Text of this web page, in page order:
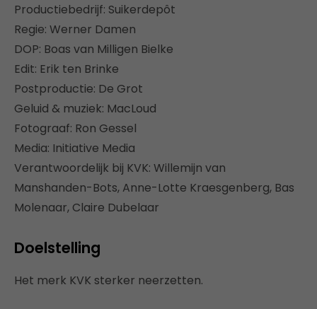
Productiebedrijf: Suikerdepôt
Regie: Werner Damen
DOP: Boas van Milligen Bielke
Edit: Erik ten Brinke
Postproductie: De Grot
Geluid & muziek: MacLoud
Fotograaf: Ron Gessel
Media: Initiative Media
Verantwoordelijk bij KVK: Willemijn van
Manshanden-Bots, Anne-Lotte Kraesgenberg, Bas
Molenaar, Claire Dubelaar
Doelstelling
Het merk KVK sterker neerzetten.